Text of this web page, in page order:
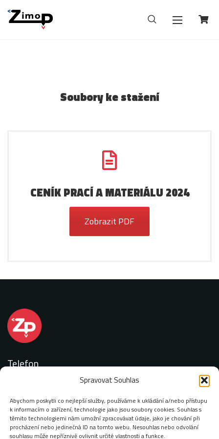
Spravovat Souhlas
Abychom poskytli co nejlepší služby, používáme k ukládání a/nebo přístupu
k informacím o zařízení, technologie jako jsou soubory cookies. Souhlas s
těmito technologiemi nám umožní zpracovávat údaje, jako je chování při
procházení nebo jedinečná ID na tomto webu. Nesouhlas nebo odvolání
souhlasu může nepříznivě ovlivnit určité vlastnosti a funkce.
Soubory ke stažení
CENÍK PRACÍ A MATERIÁLU 2024
Zobrazit PDF
Telefon
+420 727 887 077